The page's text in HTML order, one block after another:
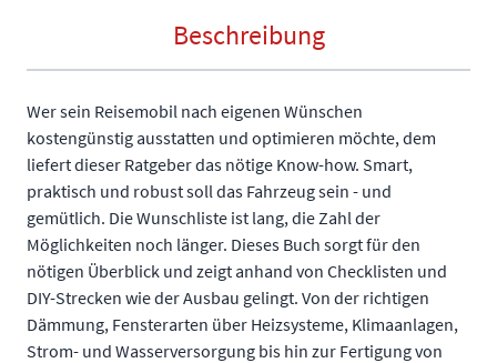
Beschreibung
Wer sein Reisemobil nach eigenen Wünschen
kostengünstig ausstatten und optimieren möchte, dem
liefert dieser Ratgeber das nötige Know-how. Smart,
praktisch und robust soll das Fahrzeug sein - und
gemütlich. Die Wunschliste ist lang, die Zahl der
Möglichkeiten noch länger. Dieses Buch sorgt für den
nötigen Überblick und zeigt anhand von Checklisten und
DIY-Strecken wie der Ausbau gelingt. Von der richtigen
Dämmung, Fensterarten über Heizsysteme, Klimaanlagen,
Strom- und Wasserversorgung bis hin zur Fertigung von